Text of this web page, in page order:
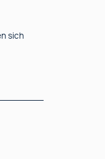
sich